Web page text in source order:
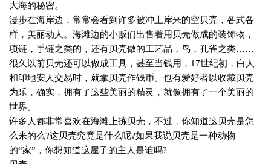
大海的秘密。
漫步在海岸边，常常会看到许多被冲上岸来的空贝壳，各式各
样，美丽动人。海滩边的小贩们出售着用贝壳做成的装饰物，
项链，手链之类的，还有贝壳做的工艺品，鸟，孔雀之类……
很久以前贝壳还可以做成工具，甚至当钱用， 17世纪初，白人
和印地安人交易时，就拿贝壳作钱币。也有爱好者以收藏贝壳
为乐，确实，拥有了这些美丽的精灵，就像拥有了一个美丽的
世界。
许多人都非常喜欢在海滩上拣贝壳，不过，你知道这贝壳是怎
么来的么?这贝壳究竟是什么呢?如果我说贝壳是一种动物
的“家”，你想知道这屋子的主人是谁吗?